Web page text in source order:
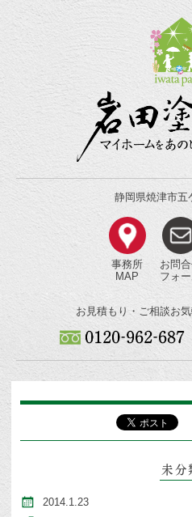
静岡県焼津市五
事務所
MAP
お問
フォ
お見積もり・ご相談お
未分
2014.1.23